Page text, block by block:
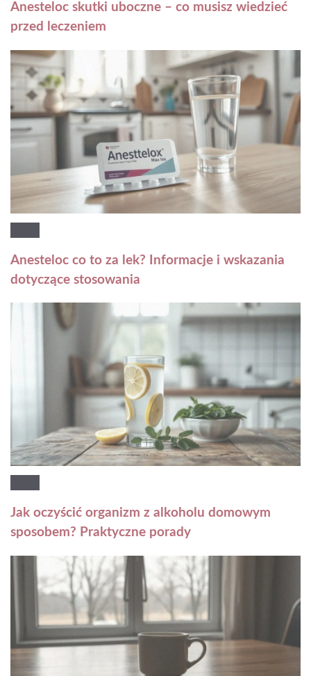
Anesteloc skutki uboczne – co musisz wiedzieć
przed leczeniem
Anesteloc co to za lek? Informacje i wskazania
dotyczące stosowania
Jak oczyścić organizm z alkoholu domowym
sposobem? Praktyczne porady